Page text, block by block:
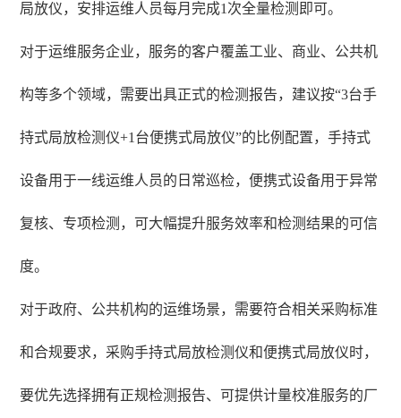
局放仪，安排运维人员每月完成1次全量检测即可。
对于运维服务企业，服务的客户覆盖工业、商业、公共机
构等多个领域，需要出具正式的检测报告，建议按“3台手
持式局放检测仪+1台便携式局放仪”的比例配置，手持式
设备用于一线运维人员的日常巡检，便携式设备用于异常
复核、专项检测，可大幅提升服务效率和检测结果的可信
度。
对于政府、公共机构的运维场景，需要符合相关采购标准
和合规要求，采购手持式局放检测仪和便携式局放仪时，
要优先选择拥有正规检测报告、可提供计量校准服务的厂